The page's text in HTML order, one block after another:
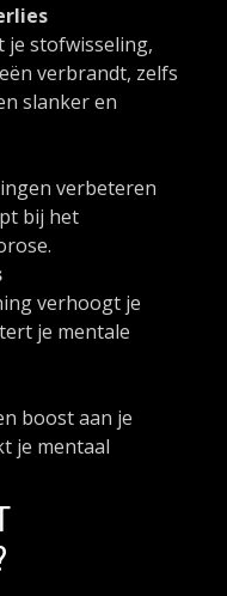
stofwisseling,
verbrandt, zelfs
slanker en
verbeteren
bij het
verhoogt je
je mentale
boost aan je
je mentaal